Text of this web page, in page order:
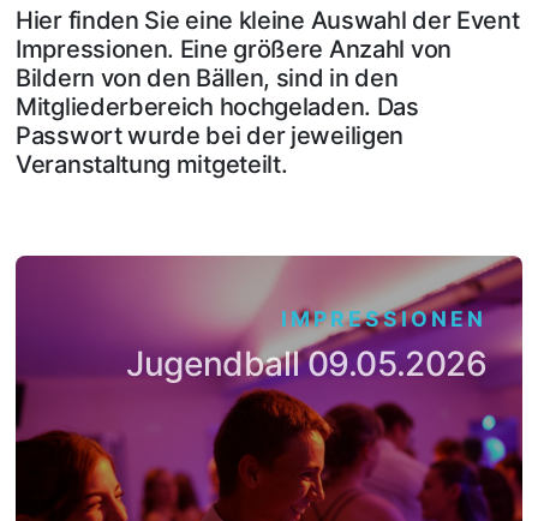
Hier finden Sie eine kleine Auswahl der Event
Impressionen. Eine größere Anzahl von
Bildern von den Bällen, sind in den
Mitgliederbereich hochgeladen. Das
Passwort wurde bei der jeweiligen
Veranstaltung mitgeteilt.
IMPRESSIONEN
Jugendball 09.05.2026